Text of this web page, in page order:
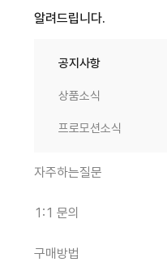
알려드립니다.
공지사항
상품소식
프로모션소식
자주하는질문
1:1 문의
구매방법